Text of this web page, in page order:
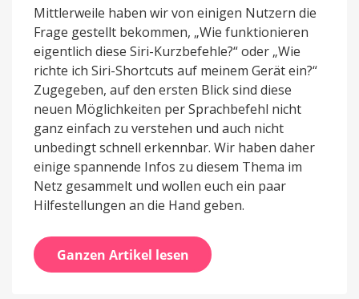
Mittlerweile haben wir von einigen Nutzern die
Frage gestellt bekommen, „Wie funktionieren
eigentlich diese Siri-Kurzbefehle?“ oder „Wie
richte ich Siri-Shortcuts auf meinem Gerät ein?“
Zugegeben, auf den ersten Blick sind diese
neuen Möglichkeiten per Sprachbefehl nicht
ganz einfach zu verstehen und auch nicht
unbedingt schnell erkennbar. Wir haben daher
einige spannende Infos zu diesem Thema im
Netz gesammelt und wollen euch ein paar
Hilfestellungen an die Hand geben.
Ganzen Artikel lesen